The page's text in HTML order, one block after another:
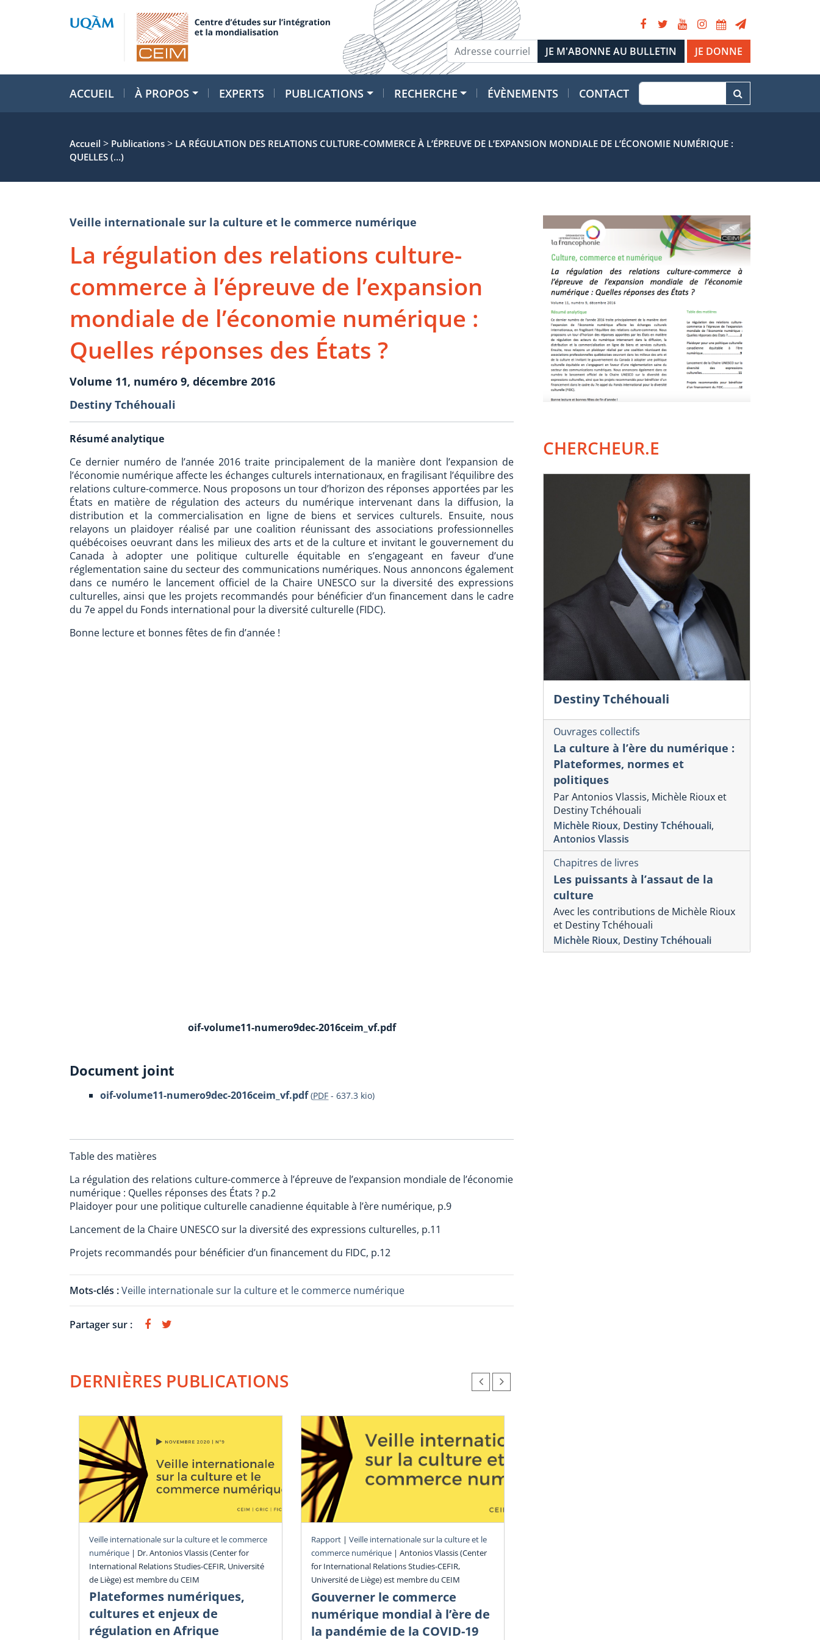
JE DONNE
ACCUEIL À PROPOS EXPERTS PUBLICATIONS RECHERCHE ÉVÈNEMENTS CONTACT
Accueil > Publications > LA RÉGULATION DES RELATIONS CULTURE-COMMERCE À L’ÉPREUVE DE L’EXPANSION MONDIALE DE L’ÉCONOMIE NUMÉRIQUE :
QUELLES (…)
Veille internationale sur la culture et le commerce numérique
La régulation des relations culture-
commerce à l’épreuve de l’expansion
mondiale de l’économie numérique :
Quelles réponses des États ?
Volume 11, numéro 9, décembre 2016
Destiny Tchéhouali
Résumé analytique
Ce dernier numéro de l’année 2016 traite principalement de la manière dont l’expansion de
l’économie numérique affecte les échanges culturels internationaux, en fragilisant l’équilibre des
relations culture-commerce. Nous proposons un tour d’horizon des réponses apportées par les
États en matière de régulation des acteurs du numérique intervenant dans la diffusion, la
distribution et la commercialisation en ligne de biens et services culturels. Ensuite, nous
relayons un plaidoyer réalisé par une coalition réunissant des associations professionnelles
québécoises oeuvrant dans les milieux des arts et de la culture et invitant le gouvernement du
Canada à adopter une politique culturelle équitable en s’engageant en faveur d’une
réglementation saine du secteur des communications numériques. Nous annoncons également
dans ce numéro le lancement officiel de la Chaire UNESCO sur la diversité des expressions
culturelles, ainsi que les projets recommandés pour bénéficier d’un financement dans le cadre
du 7e appel du Fonds international pour la diversité culturelle (FIDC).
Bonne lecture et bonnes fêtes de fin d’année !
oif-volume11-numero9dec-2016ceim_vf.pdf
Document joint
oif-volume11-numero9dec-2016ceim_vf.pdf (PDF - 637.3 kio)
Table des matières
La régulation des relations culture-commerce à l’épreuve de l’expansion mondiale de l’économie
numérique : Quelles réponses des États ? p.2
Plaidoyer pour une politique culturelle canadienne équitable à l’ère numérique, p.9
Lancement de la Chaire UNESCO sur la diversité des expressions culturelles, p.11
Projets recommandés pour bénéficier d’un financement du FIDC, p.12
Mots-clés :Veille internationale sur la culture et le commerce numérique
Partager sur :
DERNIÈRES PUBLICATIONS
Veille internationale sur la culture et le commerce
numérique | Dr. Antonios Vlassis (Center for
International Relations Studies-CEFIR, Université
de Liège) est membre du CEIM
Plateformes numériques,
cultures et enjeux de
régulation en Afrique
Rapport | Veille internationale sur la culture et le
commerce numérique | Antonios Vlassis (Center
for International Relations Studies-CEFIR,
Université de Liège) est membre du CEIM
Gouverner le commerce
numérique mondial à l’ère de
la pandémie de la COVID-19
CHERCHEUR.E
Destiny Tchéhouali
Ouvrages collectifs
La culture à l’ère du numérique :
Plateformes, normes et
politiques
Par Antonios Vlassis, Michèle Rioux et
Destiny Tchéhouali
Michèle Rioux, Destiny Tchéhouali,
Antonios Vlassis
Chapitres de livres
Les puissants à l’assaut de la
culture
Avec les contributions de Michèle Rioux
et Destiny Tchéhouali
Michèle Rioux, Destiny Tchéhouali